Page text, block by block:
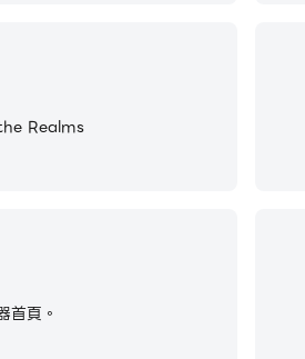
Realms
首頁。